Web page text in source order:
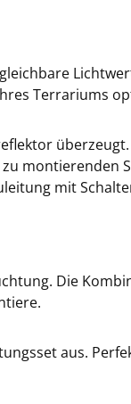
Terrariums
montierenden
mit
Die
aus.